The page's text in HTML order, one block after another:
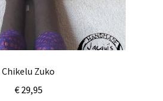
Chikelu Zuko
€29,95